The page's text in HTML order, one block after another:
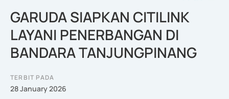
GARUDA SIAPKAN CITILINK
LAYANI PENERBANGAN DI
BANDARA TANJUNGPINANG
TERBIT PADA
28 January 2026